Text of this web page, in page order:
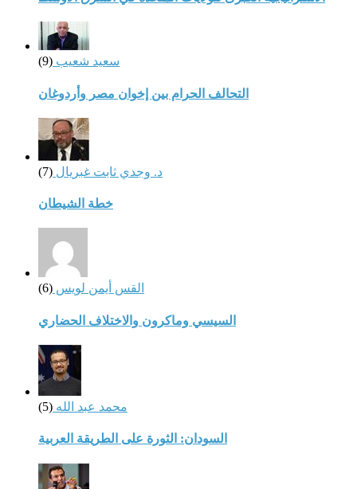
سعيد شعيب (9)
التحالف الحرام بين إخوان مصر وأردوغان
د. وجدي ثابت غبريال (7)
خطة الشيطان
القس أيمن لويس (6)
السيسي وماكرون والاختلاف الحضاري
محمد عبد الله (5)
السودان: الثورة على الطريقة العربية